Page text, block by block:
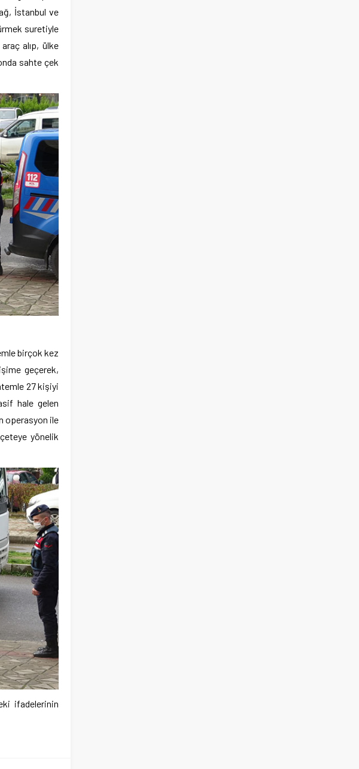
İstanbul ve
suretiyle
alıp, ülke
sahte çek
birçok kez
geçerek,
27 kişiyi
hale gelen
operasyon ile
çeteye yönelik
ifadelerinin